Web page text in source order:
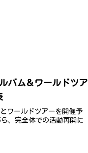
バム＆ワールドツア
ワールドツアーを開催予
、完全体での活動再開に